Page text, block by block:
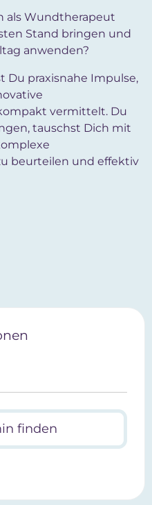
als Wundtherapeut
Stand bringen und
anwenden?
Du praxisnahe Impulse,
vermittelt. Du
tauschst Dich mit
beurteilen und effektiv
finden